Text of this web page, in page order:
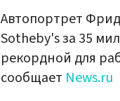
Автопортрет
Sotheby's за 35
рекордной для
сообщает News.ru